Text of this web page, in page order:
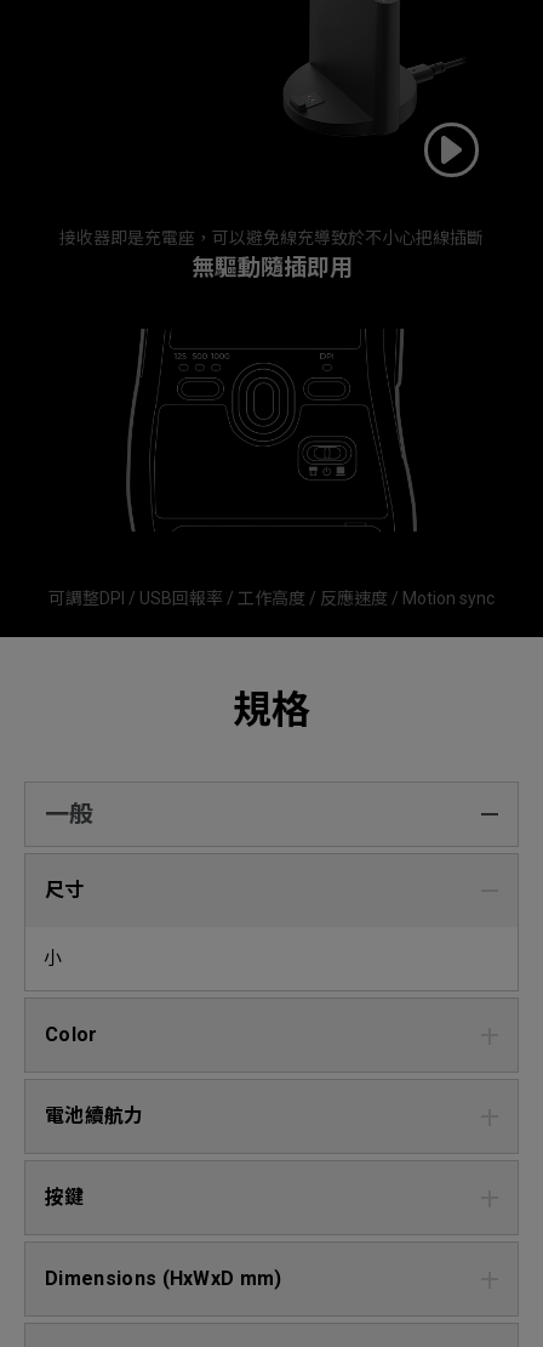
接收器即是充電座，可以避免線充導致於不小心把線插斷
無驅動隨插即用
可調整DPI / USB回報率 / 工作高度 / 反應速度 / Motion sync
規格
一般
尺寸
小
Color
電池續航力
按鍵
Dimensions (HxWxD mm)